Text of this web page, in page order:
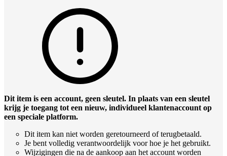
Dit item is een account, geen sleutel. In plaats van een sleutel
krijg je toegang tot een nieuw, individueel klantenaccount op
een speciale platform.
Dit item kan niet worden geretourneerd of terugbetaald.
Je bent volledig verantwoordelijk voor hoe je het gebruikt.
Wijzigingen die na de aankoop aan het account worden